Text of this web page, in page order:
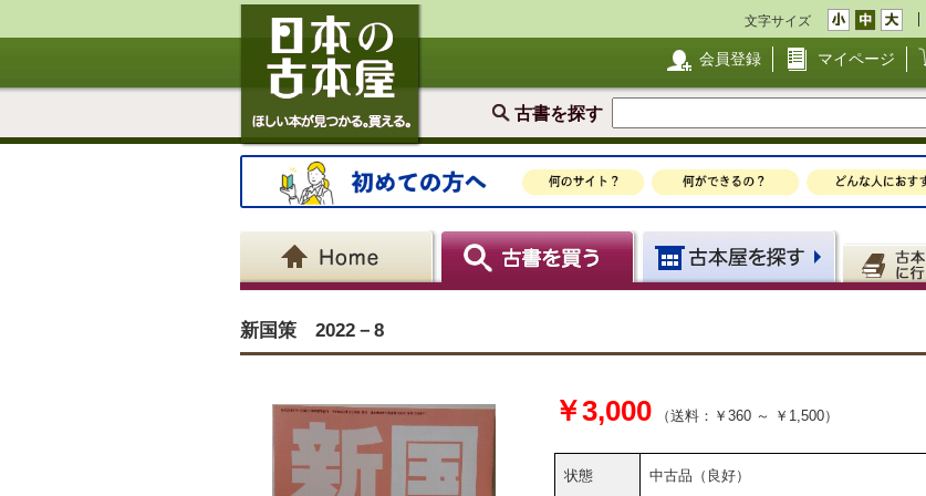
文字サイズ
会員登録 マイページ
古書を探す
新国策 2022－8
￥3,000 （送料：￥360 ～ ￥1,500）
状態 中古品（良好）